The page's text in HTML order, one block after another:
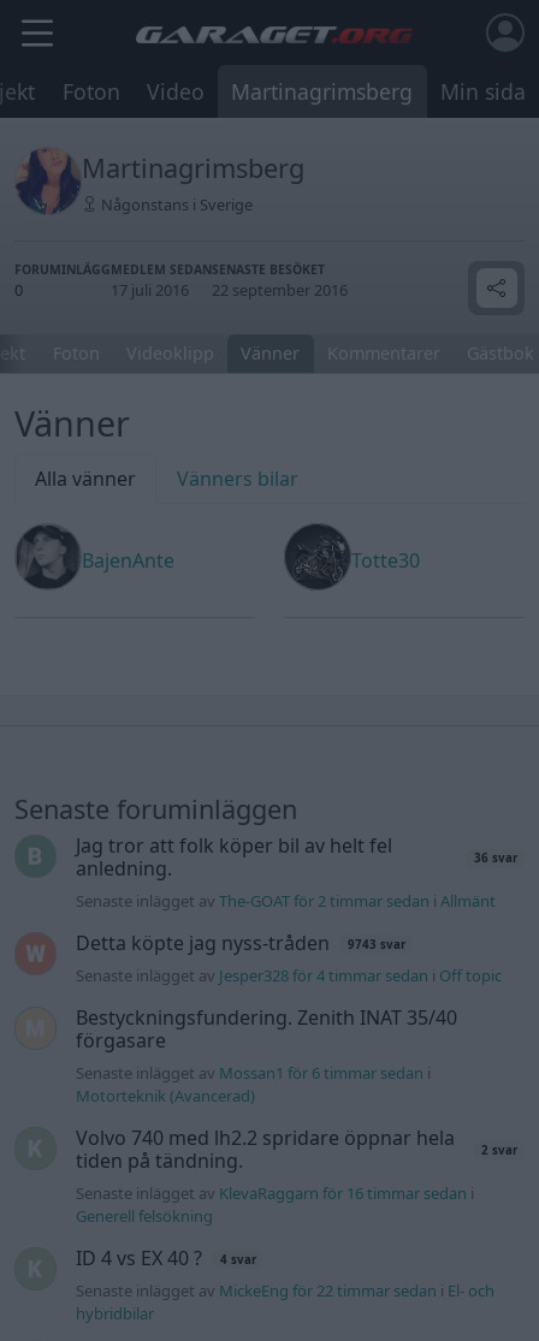
Foton Video Martinagrimsberg Min sida
Martinagrimsberg
Någonstans i Sverige
FORUMINLÄGG
0
MEDLEM SEDAN
17 juli 2016
SENASTE BESÖKET
22 september 2016
Foton Videoklipp Vänner Kommentarer Gästbok
Vänner
Alla vänner Vänners bilar
BajenAnte Totte30
Senaste foruminläggen
Jag tror att folk köper bil av helt fel
anledning.
36 svar
Senaste inlägget avThe-GOAT för 2 timmar sedan iAllmänt
Detta köpte jag nyss-tråden 9743 svar
Senaste inlägget av Jesper328 för 4 timmar sedan i Off topic
Bestyckningsfundering. Zenith INAT 35/40
förgasare
Senaste inlägget av Mossan1 för 6 timmar sedan i
Motorteknik (Avancerad)
Volvo 740 med lh2.2 spridare öppnar hela
tiden på tändning.
2 svar
Senaste inlägget av KlevaRaggarn för 16 timmar sedan i
Generell felsökning
ID 4 vs EX 40 ? 4 svar
Senaste inlägget av MickeEng för 22 timmar sedan i El- och
hybridbilar